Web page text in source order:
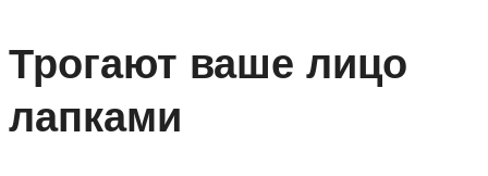
Трогают ваше лицо
лапками